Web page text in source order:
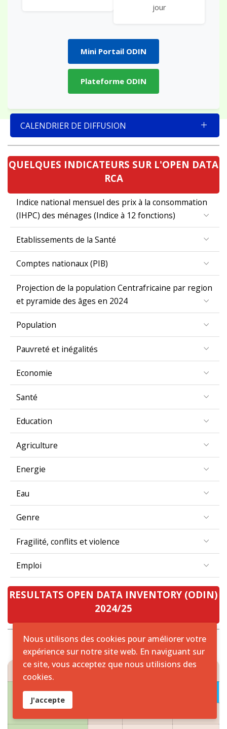
jour
Mini Portail ODIN
Plateforme ODIN
CALENDRIER DE DIFFUSION
QUELQUES INDICATEURS SUR L'OPEN DATA
RCA
Indice national mensuel des prix à la consommation
(IHPC) des ménages (Indice à 12 fonctions)
Etablissements de la Santé
Comptes nationaux (PIB)
Projection de la population Centrafricaine par region
et pyramide des âges en 2024
Population
Pauvreté et inégalités
Economie
Santé
Education
Agriculture
Energie
Eau
Genre
Fragilité, conflits et violence
Emploi
RESULTATS OPEN DATA INVENTORY (ODIN)
2024/25
RESULTATS ODIN 2024/25 ZONE CEMAC
PAYS
Nous utilisons des cookies pour améliorer votre
expérience sur notre site web. En naviguant sur
ce site, vous acceptez que nous utilisions des
cookies.
J'accepte